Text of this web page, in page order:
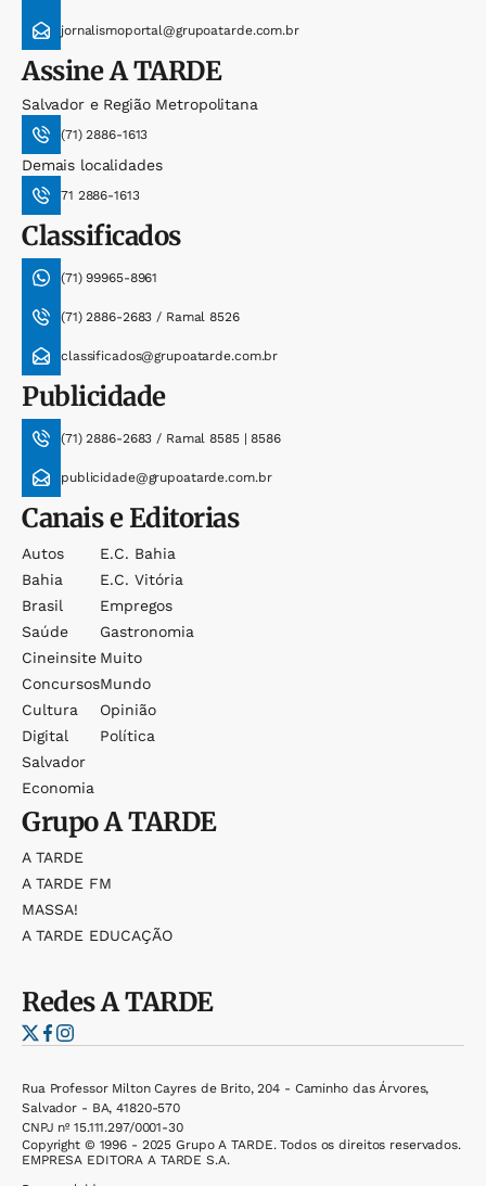
jornalismoportal@grupoatarde.com.br
AssineA TARDE
Salvador e Região Metropolitana
(71) 2886-1613
Demais localidades
71 2886-1613
Classificados
(71) 99965-8961
(71) 2886-2683 / Ramal 8526
classificados@grupoatarde.com.br
Publicidade
(71) 2886-2683 / Ramal 8585 | 8586
publicidade@grupoatarde.com.br
Canais e Editorias
Autos
Bahia
Brasil
Saúde
Cineinsite
Concursos
Cultura
Digital
Salvador
Economia
E.c. Bahia
E.c. Vitória
Empregos
Gastronomia
Muito
Mundo
Opinião
Política
GrupoA TARDE
A TARDE
A TARDE FM
MASSA!
A TARDE EDUCAÇÃO
RedesA TARDE
Rua Professor Milton Cayres de Brito, 204 - Caminho das Árvores,
Salvador - BA, 41820-570
CNPJ nº 15.111.297/0001-30
Copyright © 1996 - 2025 Grupo A TARDE. Todos os direitos reservados.
EMPRESA EDITORA A TARDE S.A.